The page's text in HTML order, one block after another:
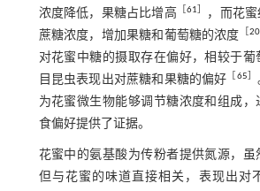
浓度降低，果糖占比增高［ 61
，而花
蔗糖浓度，增加果糖和葡萄糖的浓度
20
对花蜜中糖的摄取存在偏好，相较于葡
目昆虫表现出对蔗糖和果糖的偏好
65
为花蜜微生物能够调节糖浓度和组成，
食偏好提供了证据。
花蜜中的氨基酸为传粉者提供氮源，虽
但与花蜜的味道直接相关，表现出对